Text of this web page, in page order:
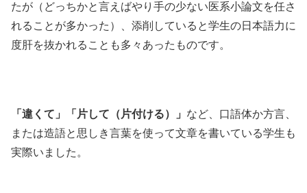
たが（どっちかと言えばやり手の少ない医系小論文を任さ
れることが多かった）、添削していると学生の日本語力に
度肝を抜かれることも多々あったものです。
「違くて」「片して（片付ける）」 など、口語体か方言、
または造語と思しき言葉を使って文章を書いている学生も
実際いました。